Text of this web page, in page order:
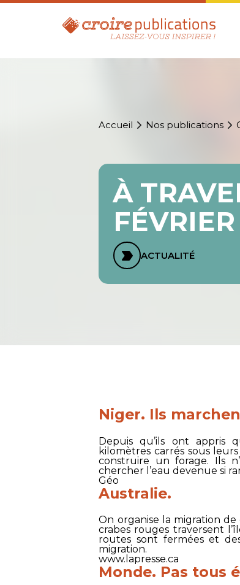
Accueil Nos publications
À
ACTUALITÉ
Niger. Ils
Depuis qu’ils ont appris
kilomètres carrés sous
construire un forage. Ils
chercher l’eau devenue si
Géo
Australie.
On organise la migration de
crabes rouges traversent
routes sont fermées et
migration.
www.lapresse.ca
Monde. Pas tous